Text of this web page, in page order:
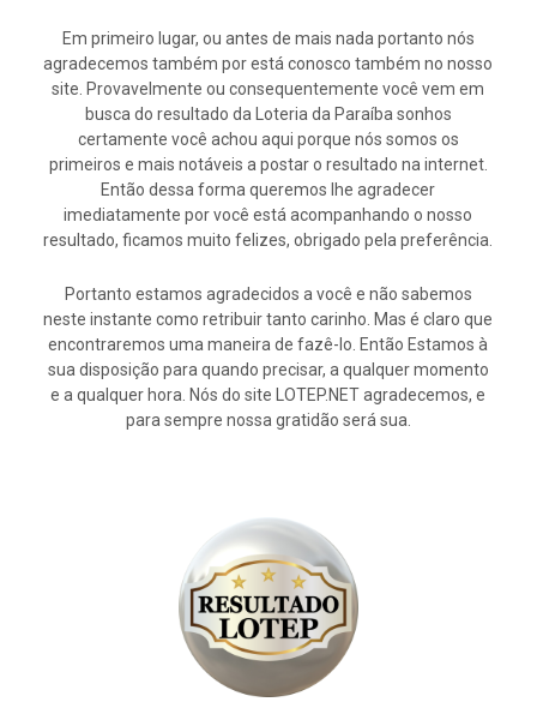
Em primeiro lugar, ou antes de mais nada portanto nós
agradecemos também por está conosco também no nosso
site. Provavelmente ou consequentemente você vem em
busca do resultado da Loteria da Paraíba sonhos
certamente você achou aqui porque nós somos os
primeiros e mais notáveis a postar o resultado na internet.
Então dessa forma queremos lhe agradecer
imediatamente por você está acompanhando o nosso
resultado, ficamos muito felizes, obrigado pela preferência.
Portanto estamos agradecidos a você e não sabemos
neste instante como retribuir tanto carinho. Mas é claro que
encontraremos uma maneira de fazê-lo. Então Estamos à
sua disposição para quando precisar, a qualquer momento
e a qualquer hora. Nós do site LOTEP.NET agradecemos, e
para sempre nossa gratidão será sua.